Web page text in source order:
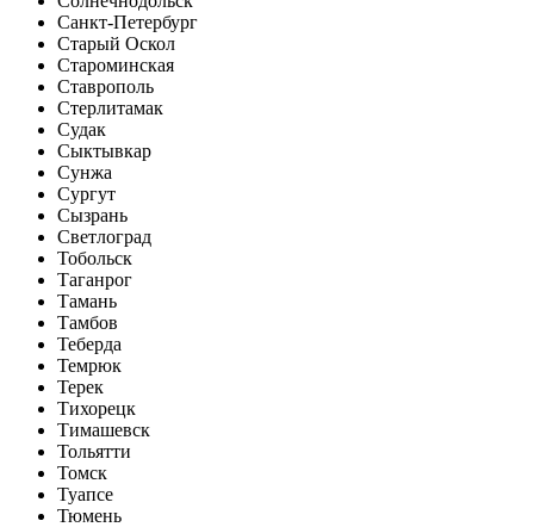
Санкт-Петербург
Старый Оскол
Староминская
Ставрополь
Стерлитамак
Судак
Сыктывкар
Сунжа
Сургут
Сызрань
Светлоград
Тобольск
Таганрог
Тамань
Тамбов
Теберда
Темрюк
Терек
Тихорецк
Тимашевск
Тольятти
Томск
Туапсе
Тюмень